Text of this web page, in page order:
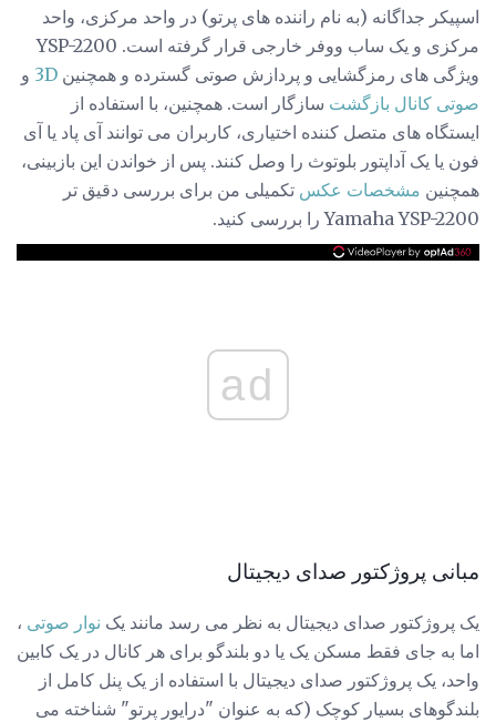
اسپیکر جداگانه (به نام راننده های پرتو) در واحد مرکزی، واحد
مرکزی و یک ساب ووفر خارجی قرار گرفته است. YSP-2200
ویژگی های رمزگشایی و پردازش صوتی گسترده و همچنین 3D و
صوتی کانال بازگشت سازگار است. همچنین، با استفاده از
ایستگاه های متصل کننده اختیاری، کاربران می توانند آی پاد یا آی
فون یا یک آداپتور بلوتوث را وصل کنند. پس از خواندن این بازبینی،
همچنین مشخصات عکس تکمیلی من برای بررسی دقیق تر
Yamaha YSP-2200 را بررسی کنید.
ad
مبانی پروژکتور صدای دیجیتال
یک پروژکتور صدای دیجیتال به نظر می رسد مانند یک نوار صوتی ،
اما به جای فقط مسکن یک یا دو بلندگو برای هر کانال در یک کابین
واحد، یک پروژکتور صدای دیجیتال با استفاده از یک پنل کامل از
بلندگوهای بسیار کوچک (که به عنوان "درایور پرتو" شناخته می